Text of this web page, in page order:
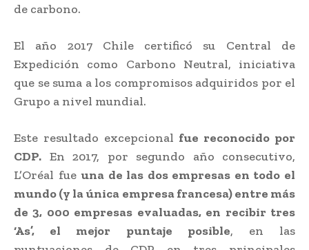
de carbono.
El año 2017 Chile certificó su Central de
Expedición como Carbono Neutral, iniciativa
que se suma a los compromisos adquiridos por el
Grupo a nivel mundial.
Este resultado excepcional fue reconocido por
CDP. En 2017, por segundo año consecutivo,
L’Oréal fue una de las dos empresas en todo el
mundo (y la única empresa francesa) entre más
de 3, 000 empresas evaluadas, en recibir tres
‘As’, el mejor puntaje posible, en las